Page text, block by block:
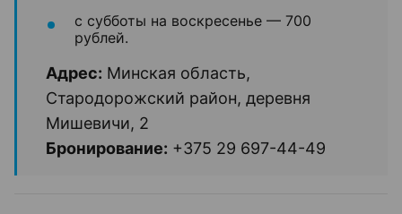
с субботы на воскресенье — 700
рублей.
Адрес: Минская область,
Стародорожский район, деревня
Мишевичи, 2
Бронирование: +375 29 697-44-49